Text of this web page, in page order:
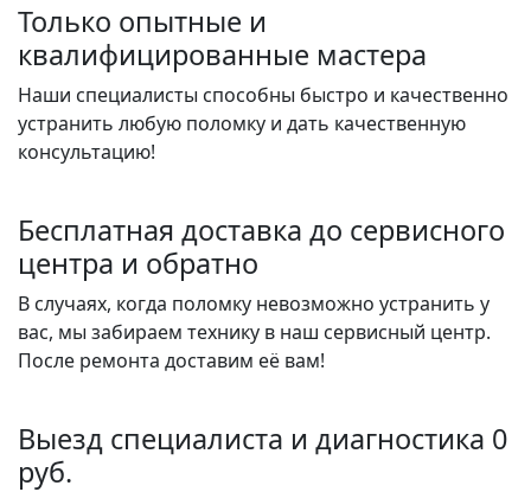
Только опытные и
квалифицированные мастера
Наши специалисты способны быстро и качественно
устранить любую поломку и дать качественную
консультацию!
Бесплатная доставка до сервисного
центра и обратно
В случаях, когда поломку невозможно устранить у
вас, мы забираем технику в наш сервисный центр.
После ремонта доставим её вам!
Выезд специалиста и диагностика 0
руб.